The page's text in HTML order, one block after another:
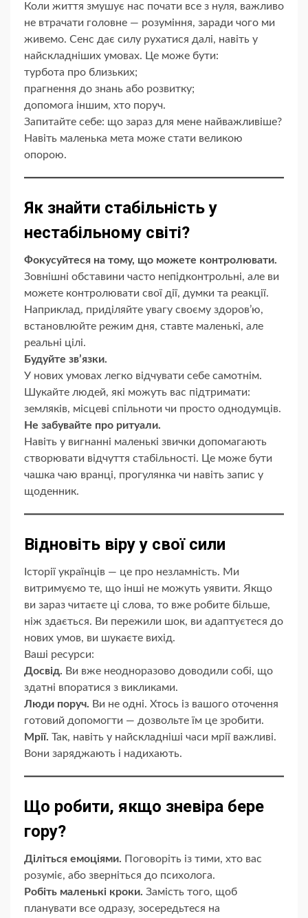
Коли життя змушує нас почати все з нуля, важливо
не втрачати головне — розуміння, заради чого ми
живемо. Сенс дає силу рухатися далі, навіть у
найскладніших умовах. Це може бути:
турбота про близьких;
прагнення до знань або розвитку;
допомога іншим, хто поруч.
Запитайте себе: що зараз для мене найважливіше?
Навіть маленька мета може стати великою
опорою.
Як знайти стабільність у
нестабільному світі?
Фокусуйтеся на тому, що можете контролювати.
Зовнішні обставини часто непідконтрольні, але ви
можете контролювати свої дії, думки та реакції.
Наприклад, приділяйте увагу своєму здоров’ю,
встановлюйте режим дня, ставте маленькі, але
реальні цілі.
Будуйте зв’язки.
У нових умовах легко відчувати себе самотнім.
Шукайте людей, які можуть вас підтримати:
земляків, місцеві спільноти чи просто однодумців.
Не забувайте про ритуали.
Навіть у вигнанні маленькі звички допомагають
створювати відчуття стабільності. Це може бути
чашка чаю вранці, прогулянка чи навіть запис у
щоденник.
Відновіть віру у свої сили
Історії українців — це про незламність. Ми
витримуємо те, що інші не можуть уявити. Якщо
ви зараз читаєте ці слова, то вже робите більше,
ніж здається. Ви пережили шок, ви адаптуєтеся до
нових умов, ви шукаєте вихід.
Ваші ресурси:
Досвід. Ви вже неодноразово доводили собі, що
здатні впоратися з викликами.
Люди поруч. Ви не одні. Хтось із вашого оточення
готовий допомогти — дозвольте їм це зробити.
Мрії. Так, навіть у найскладніші часи мрії важливі.
Вони заряджають і надихають.
Що робити, якщо зневіра бере
гору?
Діліться емоціями. Поговоріть із тими, хто вас
розуміє, або зверніться до психолога.
Робіть маленькі кроки. Замість того, щоб
планувати все одразу, зосередьтеся на